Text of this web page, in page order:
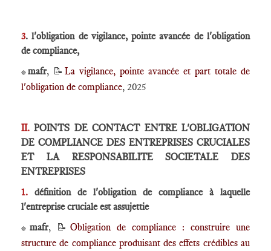
3. l'obligation de vigilance, pointe avancée de l'obligation
de compliance,
🔴 mafr, 📝 La vigilance, pointe avancée et part totale de
l'obligation de compliance, 2025
II. POINTS DE CONTACT ENTRE L'OBLIGATION
DE COMPLIANCE DES ENTREPRISES CRUCIALES
ET LA RESPONSABILITE SOCIETALE DES
ENTREPRISES
1. définition de l'obligation de compliance à laquelle
l'entreprise cruciale est assujettie
🔴 mafr, 📝 Obligation de compliance : construire une
structure de compliance produisant des effets crédibles au